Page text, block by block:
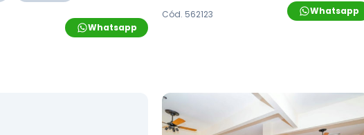
Whatsapp
Whatsapp
Cód. 562123
R$129.900,00
R$116.910,00